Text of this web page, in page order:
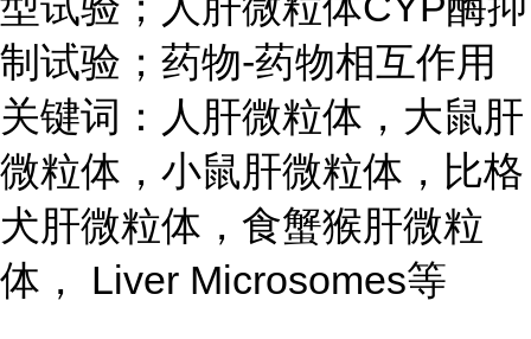
制试验；药物-药物相互作用
关键词：人肝微粒体，大鼠肝
微粒体，小鼠肝微粒体，比格
犬肝微粒体，食蟹猴肝微粒
体， Liver Microsomes等